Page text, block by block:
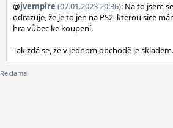
@jvempire (07.01.2023 20:36): Na to jsem
odrazuje, že je to jen na PS2, kterou sice
hra vůbec ke koupení.
Tak zdá se, že v jednom obchodě je